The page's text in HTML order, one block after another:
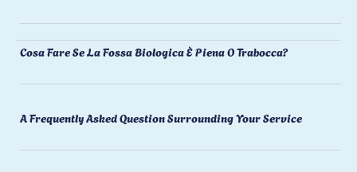
Cosa Fare Se La Fossa Biologica È Piena O Trabocca?
A Frequently Asked Question Surrounding Your Service